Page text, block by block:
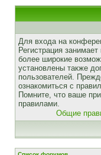
Для входа на
Регистрация
более широкие
установлены также
пользователей.
ознакомиться с
Помните, что ваше
правилами.
Общие